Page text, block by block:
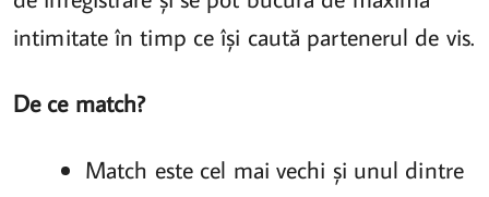
intimitate în timp ce își caută partenerul de vis.
De ce match?
Match este cel mai vechi și unul dintre